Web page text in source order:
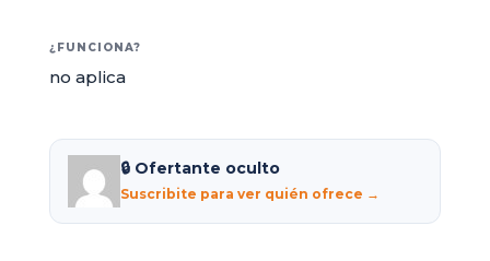
¿FUNCIONA?
no aplica
🔒 Ofertante oculto
Suscribite para ver quién ofrece →